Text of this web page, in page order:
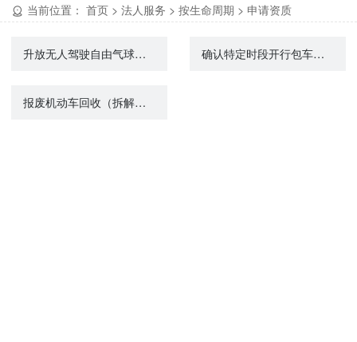
当前位置： 首页 >法人服务 >按生命周期 > 申请资质
升放无人驾驶自由气球、系留气球单位资质认定 确认特定时段开行包车或者加班车资质
报废机动车回收（拆解）企业资质认定初审转报